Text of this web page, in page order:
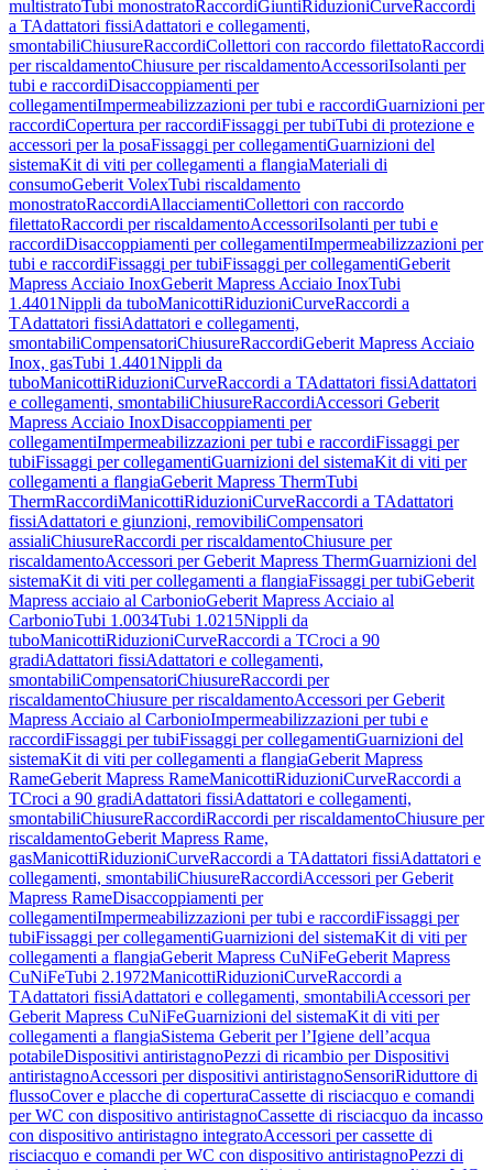
multistratoTubi monostratoRaccordiGiuntiRiduzioniCurveRaccordi
a TAdattatori fissiAdattatori e collegamenti,
smontabiliChiusureRaccordiCollettori con raccordo filettatoRaccordi
per riscaldamentoChiusure per riscaldamentoAccessoriIsolanti per
tubi e raccordiDisaccoppiamenti per
collegamentiImpermeabilizzazioni per tubi e raccordiGuarnizioni per
raccordiCopertura per raccordiFissaggi per tubiTubi di protezione e
accessori per la posaFissaggi per collegamentiGuarnizioni del
sistemaKit di viti per collegamenti a flangiaMateriali di
consumoGeberit VolexTubi riscaldamento
monostratoRaccordiAllacciamentiCollettori con raccordo
filettatoRaccordi per riscaldamentoAccessoriIsolanti per tubi e
raccordiDisaccoppiamenti per collegamentiImpermeabilizzazioni per
tubi e raccordiFissaggi per tubiFissaggi per collegamentiGeberit
Mapress Acciaio InoxGeberit Mapress Acciaio InoxTubi
1.4401Nippli da tuboManicottiRiduzioniCurveRaccordi a
TAdattatori fissiAdattatori e collegamenti,
smontabiliCompensatoriChiusureRaccordiGeberit Mapress Acciaio
Inox, gasTubi 1.4401Nippli da
tuboManicottiRiduzioniCurveRaccordi a TAdattatori fissiAdattatori
e collegamenti, smontabiliChiusureRaccordiAccessori Geberit
Mapress Acciaio InoxDisaccoppiamenti per
collegamentiImpermeabilizzazioni per tubi e raccordiFissaggi per
tubiFissaggi per collegamentiGuarnizioni del sistemaKit di viti per
collegamenti a flangiaGeberit Mapress ThermTubi
ThermRaccordiManicottiRiduzioniCurveRaccordi a TAdattatori
fissiAdattatori e giunzioni, removibiliCompensatori
assialiChiusureRaccordi per riscaldamentoChiusure per
riscaldamentoAccessori per Geberit Mapress ThermGuarnizioni del
sistemaKit di viti per collegamenti a flangiaFissaggi per tubiGeberit
Mapress acciaio al CarbonioGeberit Mapress Acciaio al
CarbonioTubi 1.0034Tubi 1.0215Nippli da
tuboManicottiRiduzioniCurveRaccordi a TCroci a 90
gradiAdattatori fissiAdattatori e collegamenti,
smontabiliCompensatoriChiusureRaccordi per
riscaldamentoChiusure per riscaldamentoAccessori per Geberit
Mapress Acciaio al CarbonioImpermeabilizzazioni per tubi e
raccordiFissaggi per tubiFissaggi per collegamentiGuarnizioni del
sistemaKit di viti per collegamenti a flangiaGeberit Mapress
RameGeberit Mapress RameManicottiRiduzioniCurveRaccordi a
TCroci a 90 gradiAdattatori fissiAdattatori e collegamenti,
smontabiliChiusureRaccordiRaccordi per riscaldamentoChiusure per
riscaldamentoGeberit Mapress Rame,
gasManicottiRiduzioniCurveRaccordi a TAdattatori fissiAdattatori e
collegamenti, smontabiliChiusureRaccordiAccessori per Geberit
Mapress RameDisaccoppiamenti per
collegamentiImpermeabilizzazioni per tubi e raccordiFissaggi per
tubiFissaggi per collegamentiGuarnizioni del sistemaKit di viti per
collegamenti a flangiaGeberit Mapress CuNiFeGeberit Mapress
CuNiFeTubi 2.1972ManicottiRiduzioniCurveRaccordi a
TAdattatori fissiAdattatori e collegamenti, smontabiliAccessori per
Geberit Mapress CuNiFeGuarnizioni del sistemaKit di viti per
collegamenti a flangiaSistema Geberit per l’Igiene dell’acqua
potabileDispositivi antiristagnoPezzi di ricambio per Dispositivi
antiristagnoAccessori per dispositivi antiristagnoSensoriRiduttore di
flussoCover e placche di coperturaCassette di risciacquo e comandi
per WC con dispositivo antiristagnoCassette di risciacquo da incasso
con dispositivo antiristagno integratoAccessori per cassette di
risciacquo e comandi per WC con dispositivo antiristagnoPezzi di